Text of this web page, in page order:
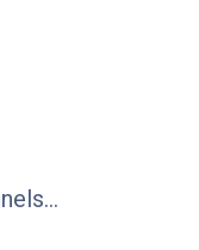
info@macdanielkennels.nl